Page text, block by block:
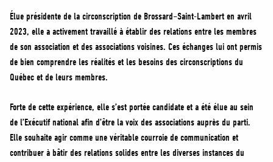
Élue présidente de la circonscription de Brossard–Saint-Lambert en avril
2023, elle a activement travaillé à établir des relations entre les membres
de son association et des associations voisines. Ces échanges lui ont permis
de bien comprendre les réalités et les besoins des circonscriptions du
Québec et de leurs membres.
Forte de cette expérience, elle s’est portée candidate et a été élue au sein
de l’Exécutif national afin d’être la voix des associations auprès du parti.
Elle souhaite agir comme une véritable courroie de communication et
contribuer à bâtir des relations solides entre les diverses instances du